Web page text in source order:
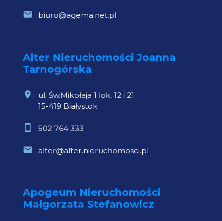
biuro@agema.net.pl
Alter Nieruchomości Joanna
Tarnogórska
ul. Św.Mikołaja 1 lok. 12 i 21
15-419 Białystok
502 764 333
alter@alter.nieruchomosci.pl
Apogeum Nieruchomości
Małgorzata Stefanowicz